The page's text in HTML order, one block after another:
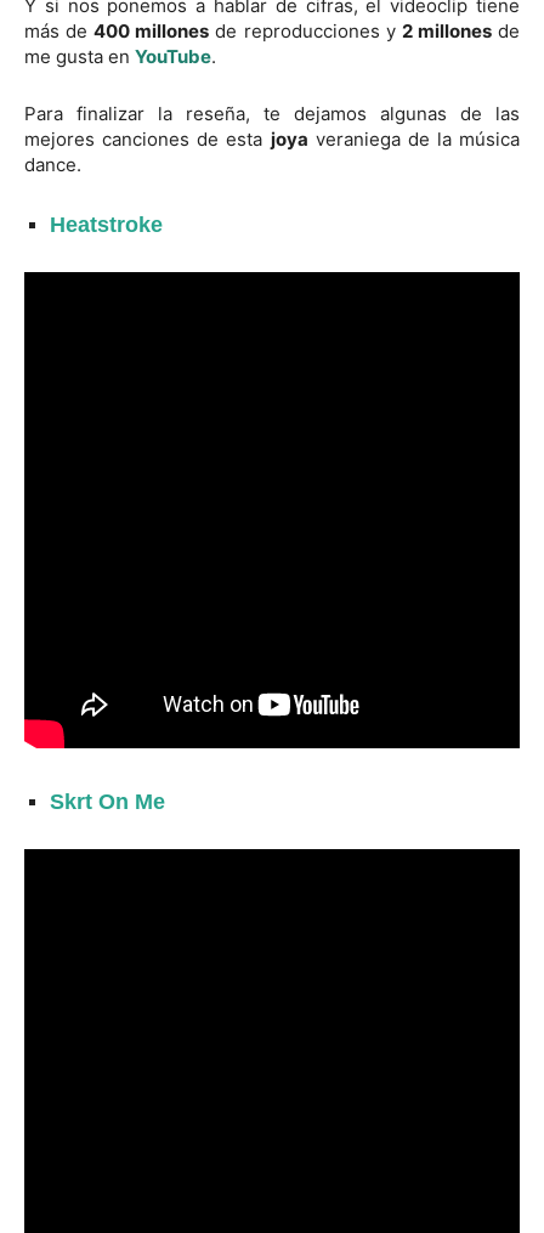
Y si nos ponemos a hablar de cifras, el videoclip tiene
más de400 millones de reproducciones y 2 millonesde
me gusta en YouTube.
Para finalizar la reseña, te dejamos algunas de las
mejores canciones de esta joya veraniega de la música
dance.
Heatstroke
Skrt On Me